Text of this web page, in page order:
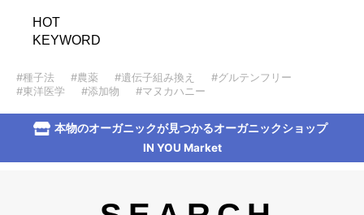
HOT
KEYWORD
#種子法 #農薬 #遺伝子組み換え
#グルテンフリー
#東洋医学
#添加物 #マヌカハニー
本物のオーガニックが見つかるオーガニックショップ
IN YOU Market